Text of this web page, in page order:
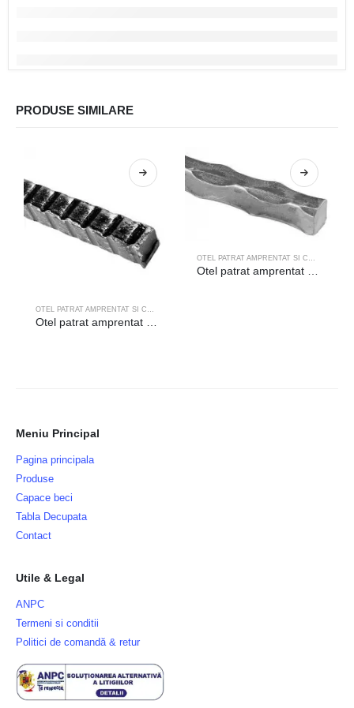
PRODUSE SIMILARE
OTEL PATRAT AMPRENTAT SI CANELAT
Otel patrat amprentat 11,5×11,5 COD 20-011/1/6m
Meniu Principal
Pagina principala
Produse
Capace beci
Tabla Decupata
Contact
Utile & Legal
ANPC
Termeni si conditii
Politici de comandă & retur